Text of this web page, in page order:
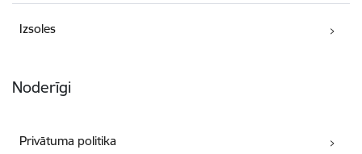
Izsoles
Noderīgi
Privātuma politika